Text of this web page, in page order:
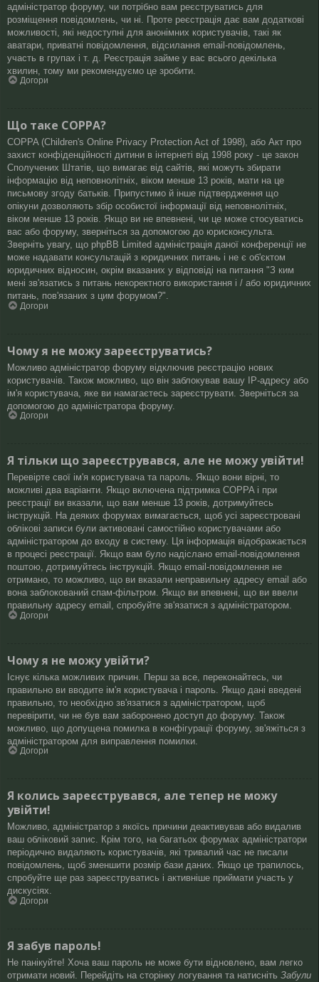
адміністратор форуму, чи потрібно вам реєструватись для
розміщення повідомлень, чи ні. Проте реєстрація дає вам додаткові
можливості, які недоступні для анонімних користувачів, такі як
аватари, приватні повідомлення, відсилання email-повідомлень,
участь в групах і т. д. Реєстрація займе у вас всього декілька
хвилин, тому ми рекомендуємо це зробити.
Догори
Що таке COPPA?
COPPA (Children's Online Privacy Protection Act of 1998), або Акт про
захист конфіденційності дитини в інтернеті від 1998 року - це закон
Сполучених Штатів, що вимагає від сайтів, які можуть збирати
інформацію від неповнолітніх, віком менше 13 років, мати на це
письмову згоду батьків. Припустимо й інше підтвердження що
опікуни дозволяють збір особистої інформації від неповнолітніх,
віком менше 13 років. Якщо ви не впевнені, чи це може стосуватись
вас або форуму, зверніться за допомогою до юрисконсульта.
Зверніть увагу, що phpBB Limited адміністрація даної конференції не
може надавати консультацій з юридичних питань і не є об'єктом
юридичних відносин, окрім вказаних у відповіді на питання "З ким
мені зв'язатись з питань некоректного використання і / або юридичних
питань, пов'язаних з цим форумом?".
Догори
Чому я не можу зареєструватись?
Можливо адміністратор форуму відключив реєстрацію нових
користувачів. Також можливо, що він заблокував вашу IP-адресу або
ім'я користувача, яке ви намагаєтесь зареєструвати. Зверніться за
допомогою до адміністратора форуму.
Догори
Я тільки що зареєструвався, але не можу увійти!
Перевірте свої ім'я користувача та пароль. Якщо вони вірні, то
можливі два варіанти. Якщо включена підтримка COPPA і при
реєстрації ви вказали, що вам менше 13 років, дотримуйтесь
інструкцій. На деяких форумах вимагається, щоб усі зареєстровані
облікові записи були активовані самостійно користувачами або
адміністратором до входу в систему. Ця інформація відображається
в процесі реєстрації. Якщо вам було надіслано email-повідомлення
поштою, дотримуйтесь інструкцій. Якщо email-повідомлення не
отримано, то можливо, що ви вказали неправильну адресу email або
вона заблокований спам-фільтром. Якщо ви впевнені, що ви ввели
правильну адресу email, спробуйте зв'язатися з адміністратором.
Догори
Чому я не можу увійти?
Існує кілька можливих причин. Перш за все, переконайтесь, чи
правильно ви вводите ім'я користувача і пароль. Якщо дані введені
правильно, то необхідно зв'язатися з адміністратором, щоб
перевірити, чи не був вам заборонено доступ до форуму. Також
можливо, що допущена помилка в конфігурації форуму, зв'яжіться з
адміністратором для виправлення помилки.
Догори
Я колись зареєструвався, але тепер не можу
увійти!
Можливо, адміністратор з якоїсь причини деактивував або видалив
ваш обліковий запис. Крім того, на багатьох форумах адміністратори
періодично видаляють користувачів, які тривалий час не писали
повідомлень, щоб зменшити розмір бази даних. Якщо це трапилось,
спробуйте ще раз зареєструватись і активніше приймати участь у
дискусіях.
Догори
Я забув пароль!
Не панікуйте! Хоча ваш пароль не може бути відновлено, вам легко
отримати новий. Перейдіть на сторінку логування та натисніть Забули